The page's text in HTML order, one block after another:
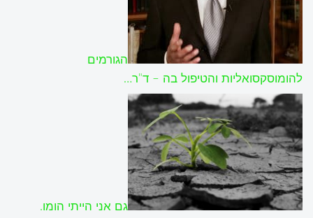
הגורמים
להומוסקסואליות והטיפול בה – ד"ר…
גם אני הייתי הומו.